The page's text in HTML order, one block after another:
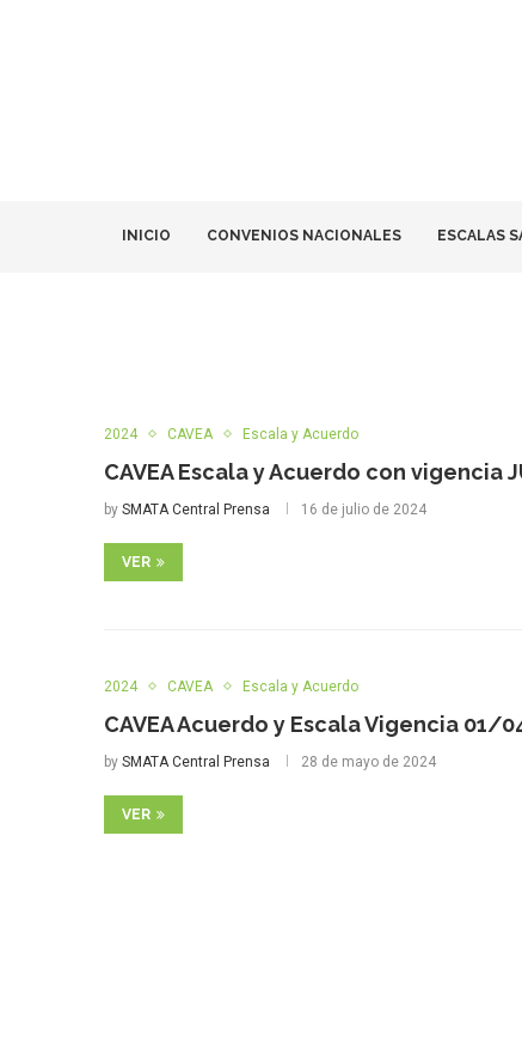
INICIO CONVENIOS NACIONALES ESCALAS
2024 CAVEA Escala y Acuerdo
CAVEA Escala y Acuerdo con vigencia
by SMATA Central Prensa 16 de julio de 2024
VER
2024 CAVEA Escala y Acuerdo
CAVEA Acuerdo y Escala Vigencia
by SMATA Central Prensa 28 de mayo de 2024
VER